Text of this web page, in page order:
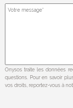
Onysos traite les données
questions. Pour en savoir
vos droits, reportez-vous à